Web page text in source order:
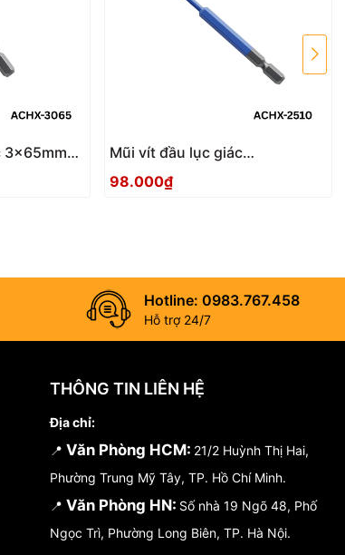
3x65mm
Mũi vít đầu lục giác
2.5x100mm ACHX-2510 Anex
98.000₫
Hotline: 0983.767.458
Hỗ trợ 24/7
THÔNG TIN LIÊN HỆ
Địa chỉ:
📍 Văn Phòng HCM: 21/2 Huỳnh Thị Hai,
Phường Trung Mỹ Tây, TP. Hồ Chí Minh.
📍 Văn Phòng HN: Số nhà 19 Ngõ 48, Phố
Ngọc Trì, Phường Long Biên, TP. Hà Nội.